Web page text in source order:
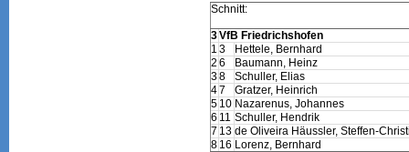
Schnitt:
3VfB Friedrichshofen
1 3
Hettele, Bernhard
2 6
Baumann, Heinz
38
Schuller, Elias
47
Gratzer, Heinrich
5 10 Nazarenus, Johannes
6 11 Schuller, Hendrik
7 13 de Oliveira Häussler, Steffen-
8 16 Lorenz, Bernhard